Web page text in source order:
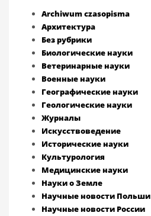
Archiwum czasopisma
Архитектура
Без рубрики
Биологические науки
Ветеринарные науки
Военные науки
Географические науки
Геологические науки
Журналы
Искусствоведение
Исторические науки
Культурология
Медицинские науки
Науки о Земле
Научные новости Польши
Научные новости России